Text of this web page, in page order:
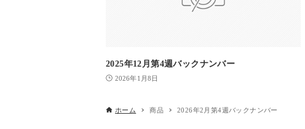
2025年12月第4週バックナンバー
2026年1月8日
ホーム 商品 2026年2月第4週バックナンバー